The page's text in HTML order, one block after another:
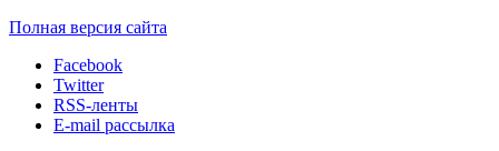
Полная версия сайта
Facebook
Twitter
RSS-ленты
E-mail рассылка